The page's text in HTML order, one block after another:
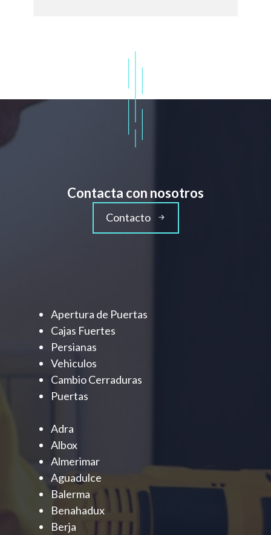
Contacta con nosotros
Contacto
Apertura de Puertas
Cajas Fuertes
Persianas
Vehiculos
Cambio Cerraduras
Puertas
Adra
Albox
Almerimar
Aguadulce
Balerma
Benahadux
Berja